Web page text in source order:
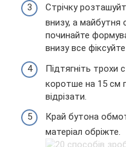
Стрічку
внизу, а майбутня
починайте
внизу все
Підтягніть трохи
коротше на 15 см
відрізати.
Край бутона
матеріал обріжте.